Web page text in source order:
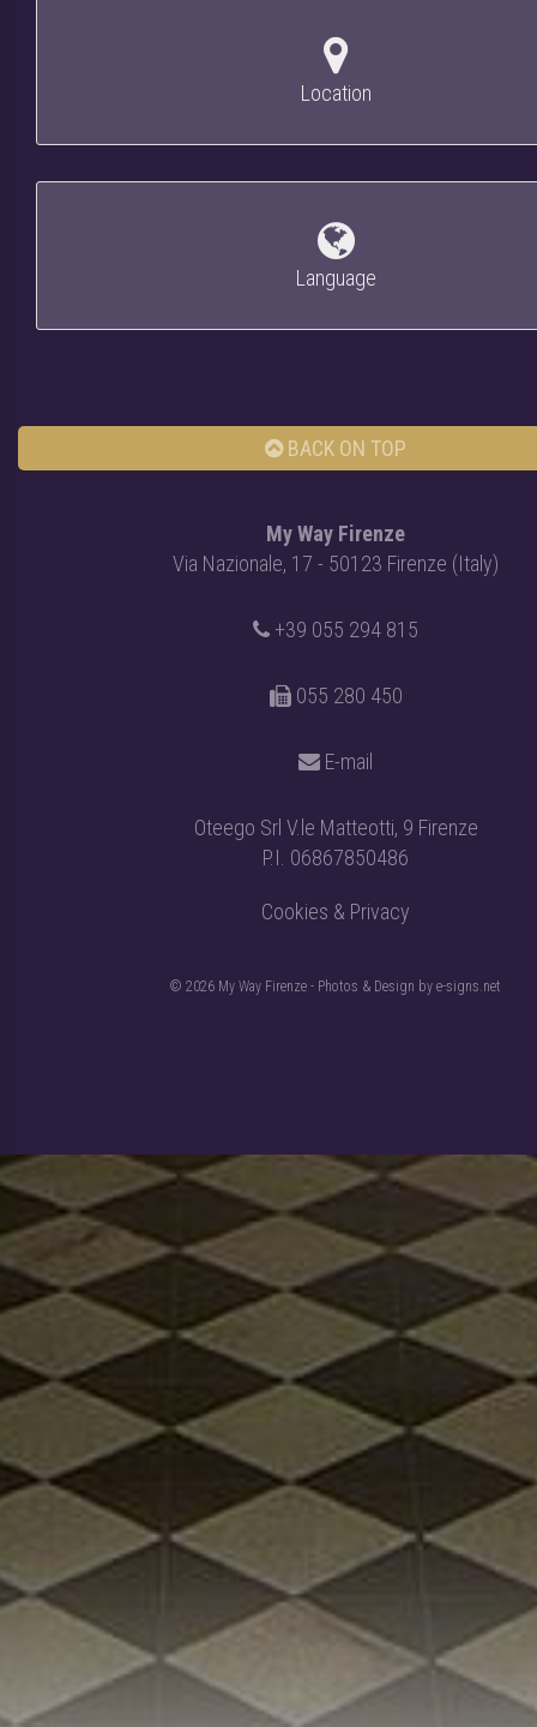
Location
Language
BACK ON TOP
My Way Firenze
Via Nazionale, 17 - 50123 Firenze (Italy)
+39 055 294 815
055 280 450
E-mail
Oteego Srl V.le Matteotti, 9 Firenze
P.I. 06867850486
Cookies & Privacy
© 2026 My Way Firenze - Photos & Design by e-signs.net